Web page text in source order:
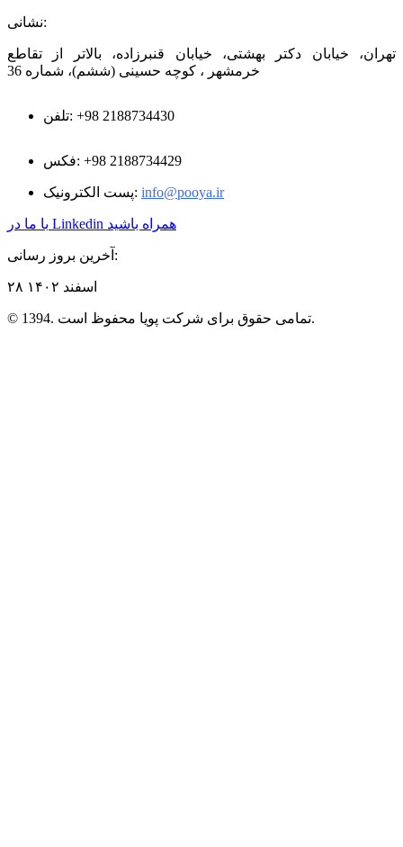
نشانی:
تهران، خیابان دکتر بهشتی، خیابان قنبرزاده، بالاتر از تقاطع
خرمشهر ، کوچه حسینی (ششم)، شماره 36
تلفن: +98 2188734430
فکس: +98 2188734429
پست الکترونیک: info@pooya.ir
با ما در Linkedin همراه باشید
آخرین بروز رسانی:
۲۸ اسفند ۱۴۰۲
© 1394. تمامی حقوق برای شرکت پویا محفوظ است.